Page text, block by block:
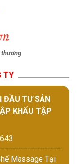
thương
TY
ĐẦU TƯ SẢN
KHẨU TẬP
Massage Tại